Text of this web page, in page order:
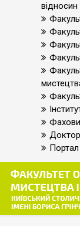
відносин
Портал